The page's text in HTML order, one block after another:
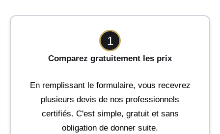
1
Comparez gratuitement les prix
En remplissant le formulaire, vous recevrez
plusieurs devis de nos professionnels
certifiés. C'est simple, gratuit et sans
obligation de donner suite.